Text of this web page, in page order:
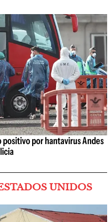
por hantavirus Andes
UNIDOS